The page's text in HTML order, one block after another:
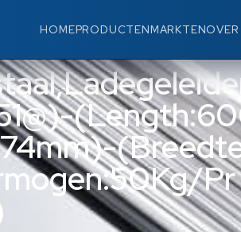
HOMEPRODUCTENMARKTEN